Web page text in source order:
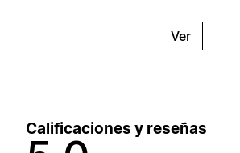
Ver
Calificaciones y reseñas